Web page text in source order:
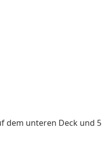
dem unteren Deck und 5